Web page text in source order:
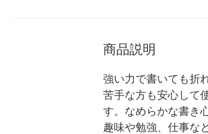
商品説明
強い力で書いても折
苦手な方も安心して
す。なめらかな書き
趣味や勉強、仕事な